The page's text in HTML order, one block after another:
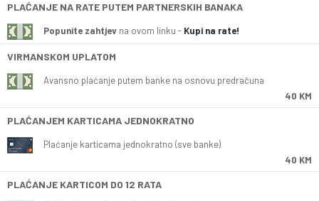
PLAĆANJE NA RATE PUTEM PARTNERSKIH BANAKA
Popunite zahtjev na ovom linku - Kupi na rate!
VIRMANSKOM UPLATOM
Avansno plaćanje putem banke na osnovu predračuna
40 KM
PLAĆANJEM KARTICAMA JEDNOKRATNO
Plaćanje karticama jednokratno (sve banke)
40 KM
PLAĆANJE KARTICOM DO 12 RATA